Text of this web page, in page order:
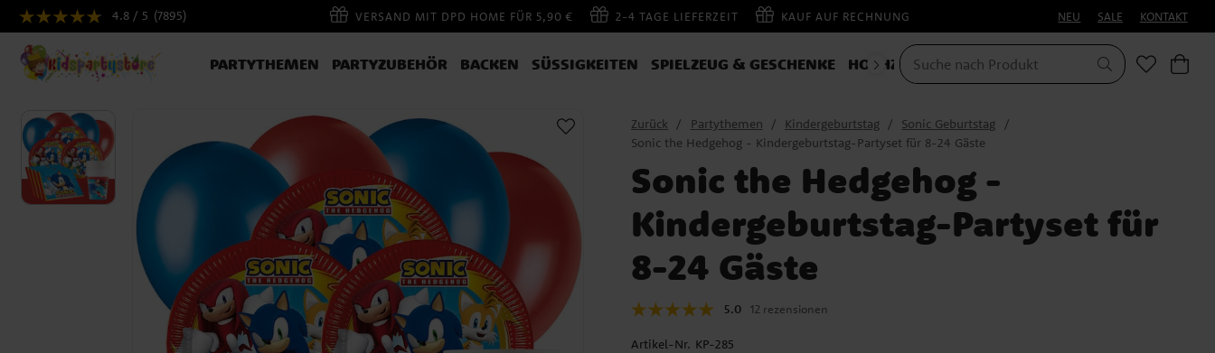
4.8 / 5 (7895) VERSAND MIT DPD HOME FÜR 5,90 € 2-4 TAGE LIEFERZEIT KAUF AUF RECHNUNG NEU SALE KONTAKT
PARTYTHEMEN PARTYZUBEHÖR BACKEN SÜSSIGKEITEN SPIELZEUG & GESCHENKE HOCHZEIT KOSTÜME HALLOWEEN
Zurück Partythemen Kindergeburtstag
Sonic Geburtstag
Sonic the Hedgehog - Kindergeburtstag-Partyset für 8-24 Gäste
Sonic the Hedgehog -
Kindergeburtstag-Partyset für
8-24 Gäste
5.0 12 rezensionen
Artikel-Nr. KP-285